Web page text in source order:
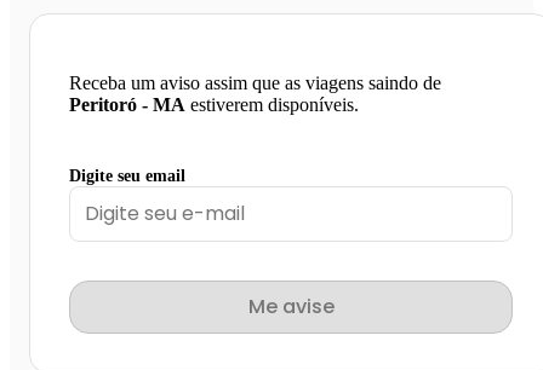
Receba um aviso assim que as viagens saindo de
Peritoró - MA estiverem disponíveis.
Digite seu email
Me avise